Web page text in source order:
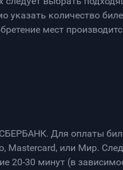
указать количество
мест
Для оплаты
Mastercard, или Мир.
20-30 минут (в